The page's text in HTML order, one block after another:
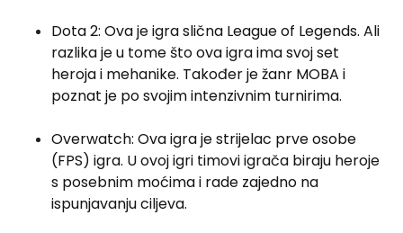
Dota 2: Ova je igra slična League of Legends. Ali
razlika je u tome što ova igra ima svoj set
heroja i mehanike. Također je žanr MOBA i
poznat je po svojim intenzivnim turnirima.
Overwatch: Ova igra je strijelac prve osobe
(FPS) igra. U ovoj igri timovi igrača biraju heroje
s posebnim moćima i rade zajedno na
ispunjavanju ciljeva.